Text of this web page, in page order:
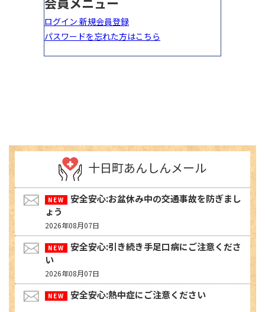
十日町あんしんメール
安全安心:お盆休み中の交通事故を防ぎまし
ょう
2026年08月07日
安全安心:引き続き手足口病にご注意くださ
い
2026年08月07日
安全安心:熱中症にご注意ください